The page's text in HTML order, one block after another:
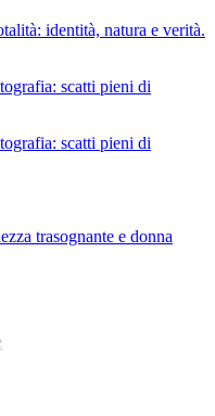
identità, natura e verità.
scatti pieni di
scatti pieni di
trasognante e donna